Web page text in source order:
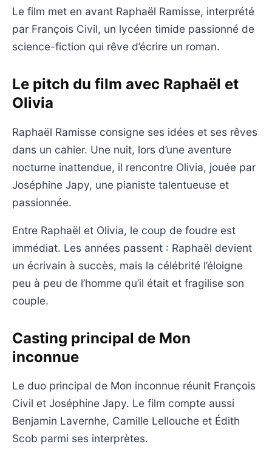
Le film met en avant Raphaël Ramisse, interprété
par François Civil, un lycéen timide passionné de
science-fiction qui rêve d’écrire un roman.
Le pitch du film avec Raphaël et
Olivia
Raphaël Ramisse consigne ses idées et ses rêves
dans un cahier. Une nuit, lors d’une aventure
nocturne inattendue, il rencontre Olivia, jouée par
Joséphine Japy, une pianiste talentueuse et
passionnée.
Entre Raphaël et Olivia, le coup de foudre est
immédiat. Les années passent : Raphaël devient
un écrivain à succès, mais la célébrité l’éloigne
peu à peu de l’homme qu’il était et fragilise son
couple.
Casting principal de Mon
inconnue
Le duo principal de Mon inconnue réunit François
Civil et Joséphine Japy. Le film compte aussi
Benjamin Lavernhe, Camille Lellouche et Édith
Scob parmi ses interprètes.